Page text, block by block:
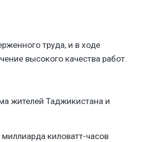
труда, и в ходе
высокого качества работ.
жителей Таджикистана и
киловатт-часов